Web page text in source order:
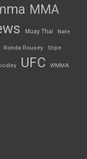
MMA
Muay Thai Nate
Ronda Rousey Stipe
UFC WMMA